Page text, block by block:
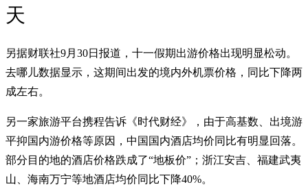
天
另据财联社9月30日报道，十一假期出游价格出现明显松动。
去哪儿数据显示，这期间出发的境内外机票价格，同比下降两
成左右。
另一家旅游平台携程告诉《时代财经》，由于高基数、出境游
平抑国内游价格等原因，中国国内酒店均价同比有明显回落。
部分目的地的酒店价格跌成了“地板价”；浙江安吉、福建武夷
山、海南万宁等地酒店均价同比下降40%。